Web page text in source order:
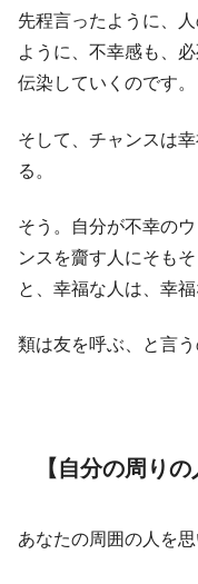
先程言ったように、
ように、不幸感も、
伝染していくのです。
そして、チャンスは
る。
そう。自分が不幸の
ンスを齎す人にそも
と、幸福な人は、幸
類は友を呼ぶ、と言
【自分の周り
あなたの周囲の人を思